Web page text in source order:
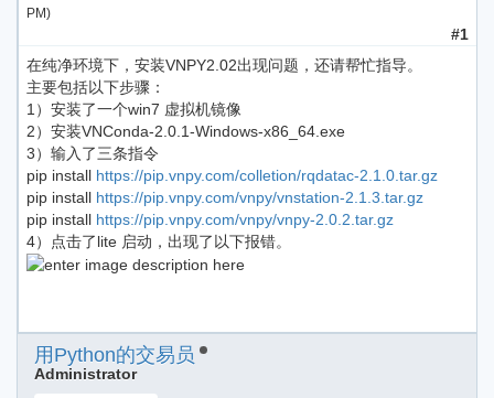
PM)
#1
在纯净环境下，安装VNPY2.02出现问题，还请帮忙指导。
主要包括以下步骤：
1）安装了一个win7 虚拟机镜像
2）安装VNConda-2.0.1-Windows-x86_64.exe
3）输入了三条指令
pip install https://pip.vnpy.com/colletion/rqdatac-2.1.0.tar.gz
pip install https://pip.vnpy.com/vnpy/vnstation-2.1.3.tar.gz
pip install https://pip.vnpy.com/vnpy/vnpy-2.0.2.tar.gz
4）点击了lite 启动，出现了以下报错。
用Python的交易员
Administrator